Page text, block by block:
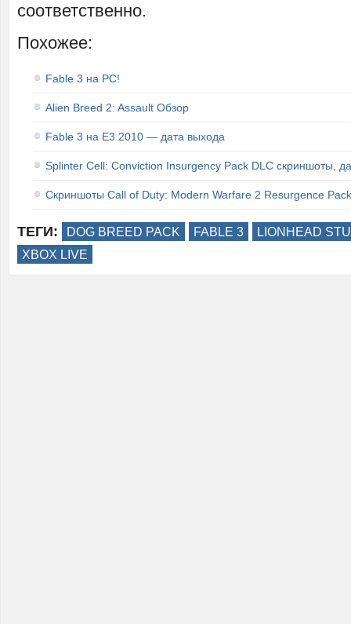
соответственно.
Похожее:
Fable 3 на PC!
Alien Breed 2: Assault Обзор
Fable 3 на E3 2010 — дата выхода
Splinter Cell: Conviction Insurgency Pack DLC скриншоты,
Скриншоты Call of Duty: Modern Warfare 2 Resurgence Pack
ТЕГИ: DOG BREED PACK FABLE 3
LIONHEAD
XBOX LIVE